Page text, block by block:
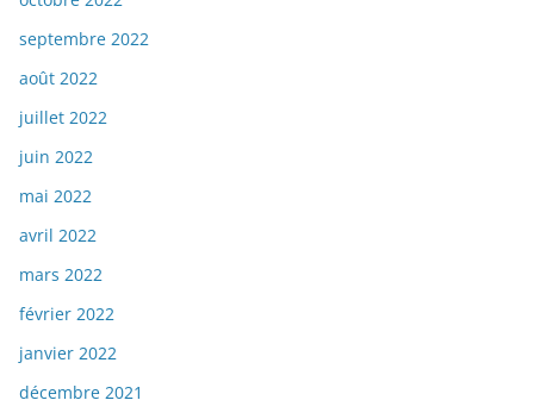
septembre 2022
août 2022
juillet 2022
juin 2022
mai 2022
avril 2022
mars 2022
février 2022
janvier 2022
décembre 2021